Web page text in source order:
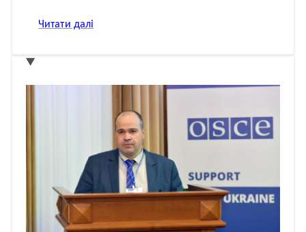
Читати далі
підсумками
років
повномасштабного
вторгнення
(дискусія
JustTalk)